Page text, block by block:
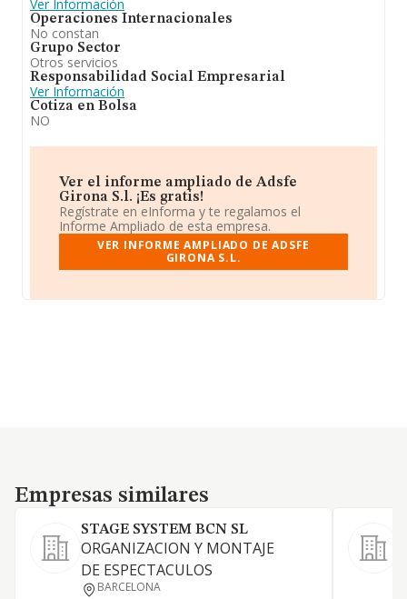
Ver Información
Operaciones Internacionales
No constan
Grupo Sector
Otros servicios
Responsabilidad Social Empresarial
Ver Información
Cotiza en Bolsa
NO
Ver el informe ampliado de Adsfe
Girona S.l. ¡Es gratis!
Regístrate en eInforma y te regalamos el
Informe Ampliado de esta empresa.
VER INFORME AMPLIADO DE ADSFE
GIRONA S.L.
Empresas similares
Empresas similares
STAGE SYSTEM BCN SL
ORGANIZACION Y MONTAJE
DE ESPECTACULOS
BARCELONA